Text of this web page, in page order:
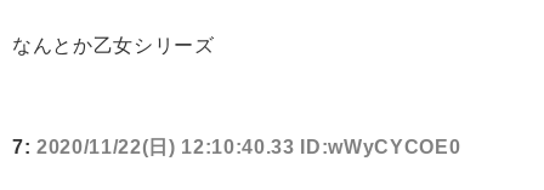
なんとか乙女シリーズ
7: 2020/11/22(日) 12:10:40.33 ID:wWyCYCOE0